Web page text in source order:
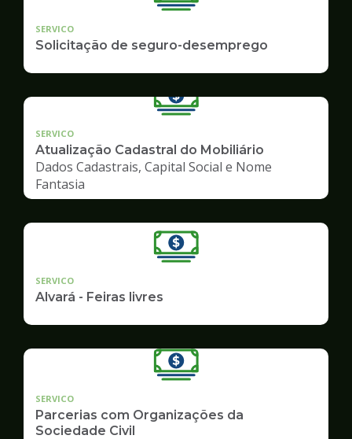
SERVICO
Solicitação de seguro-desemprego
SERVICO
Atualização Cadastral do Mobiliário
Dados Cadastrais, Capital Social e Nome
Fantasia
SERVICO
Alvará - Feiras livres
SERVICO
Parcerias com Organizações da
Sociedade Civil